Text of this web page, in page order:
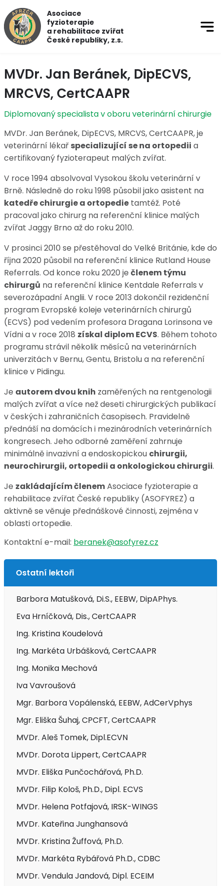
Asociace
fyzioterapie
a rehabilitace zvířat
České republiky, z.s.
MVDr. Jan Beránek, DipECVS,
MRCVS, CertCAAPR
Diplomovaný specialista v oboru veterinární chirurgie
MVDr. Jan Beránek, DipECVS, MRCVS, CertCAAPR, je
veterinární lékař specializující se na ortopedii a
certifikovaný fyzioterapeut malých zvířat.
V roce 1994 absolvoval Vysokou školu veterinární v
Brně. Následně do roku 1998 působil jako asistent na
katedře chirurgie a ortopedie tamtéž. Poté
pracoval jako chirurg na referenční klinice malých
zvířat Jaggy Brno až do roku 2010.
V prosinci 2010 se přestěhoval do Velké Británie, kde do
října 2020 působil na referenční klinice Rutland House
Referrals. Od konce roku 2020 je členem týmu
chirurgů na referenční klinice Kentdale Referrals v
severozápadní Anglii. V roce 2013 dokončil rezidenční
program Evropské koleje veterinárních chirurgů
(ECVS) pod vedením profesora Dragana Lorinsona ve
Vídni a v roce 2018 získal diplom ECVS. Během tohoto
programu strávil několik měsíců na veterinárních
univerzitách v Bernu, Gentu, Bristolu a na referenční
klinice v Pidingu.
Je autorem dvou knih zaměřených na rentgenologii
malých zvířat a více než deseti chirurgických publikací
v českých i zahraničních časopisech. Pravidelně
přednáší na domácích i mezinárodních veterinárních
kongresech. Jeho odborné zaměření zahrnuje
minimálně invazivní a endoskopickou chirurgii,
neurochirurgii, ortopedii a onkologickou chirurgii.
Je zakládajícím členemAsociace fyzioterapie a
rehabilitace zvířat České republiky (ASOFYREZ) a
aktivně se věnuje přednáškové činnosti, zejména v
oblasti ortopedie.
Kontaktní e-mail: beranek@asofyrez.cz
Ostatní lektoři
Barbora Matušková, Di.S., EEBW, DipAPhys.
Eva Hrníčková, Dis., CertCAAPR
Ing. Kristina Koudelová
Ing. Markéta Urbášková, CertCAAPR
Ing. Monika Mechová
Iva Vavroušová
Mgr. Barbora Vopálenská, EEBW, AdCerVphys
Mgr. Eliška Šuhaj, CPCFT, CertCAAPR
MVDr. Aleš Tomek, Dipl.ECVN
MVDr. Dorota Lippert, CertCAAPR
MVDr. Eliška Punčochářová, Ph.D.
MVDr. Filip Kološ, Ph.D., Dipl. ECVS
MVDr. Helena Potfajová, IRSK-WINGS
MVDr. Kateřina Junghansová
MVDr. Kristina Žuffová, Ph.D.
MVDr. Markéta Rybářová Ph.D., CDBC
MVDr. Vendula Jandová, Dipl. ECEIM